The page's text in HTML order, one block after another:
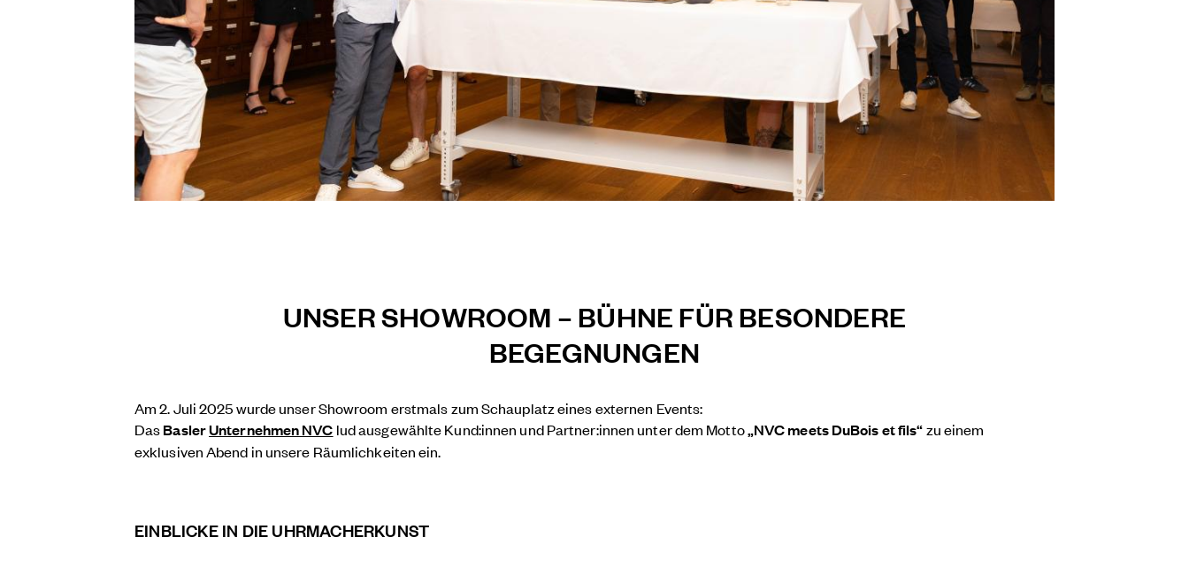
UNSER SHOWROOM – BÜHNE FÜR BESONDERE
BEGEGNUNGEN
Am 2. Juli 2025 wurde unser Showroom erstmals zum Schauplatz eines externen Events:
DasBaslerUnternehmen NVC lud ausgewählte Kund:innen und Partner:innen unter dem Motto„NVC meets DuBois et fils“zu einem
exklusiven Abend in unsere Räumlichkeiten ein.
EINBLICKE IN DIE UHRMACHERKUNST